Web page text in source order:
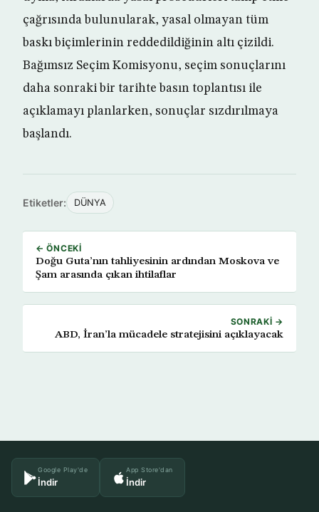
çağrısında bulunularak, yasal olmayan tüm
baskı biçimlerinin reddedildiğinin altı çizildi.
Bağımsız Seçim Komisyonu, seçim sonuçlarını
daha sonraki bir tarihte basın toplantısı ile
açıklamayı planlarken, sonuçlar sızdırılmaya
başlandı.
Etiketler: DÜNYA
← ÖNCEKI
Doğu Guta’nın tahliyesinin ardından Moskova ve
Şam arasında çıkan ihtilaflar
SONRAKI →
ABD, İran’la mücadele stratejisini açıklayacak
Google Play'de
İndir
App Store'dan
İndir